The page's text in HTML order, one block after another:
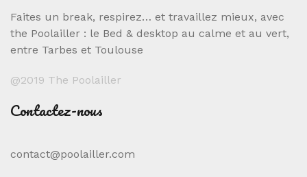
Faites un break, respirez… et travaillez mieux, avec
the Poolailler : le Bed & desktop au calme et au vert,
entre Tarbes et Toulouse
@2019 The Poolailler
Contactez-nous
contact@poolailler.com